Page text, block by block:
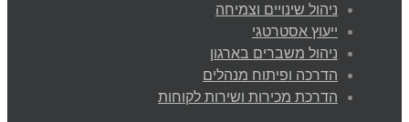
ניהול שינויים וצמיחה
ייעוץ אסטרטגי
ניהול משברים בארגון
הדרכה ופיתוח מנהלים
הדרכת מכירות ושירות לקוחות